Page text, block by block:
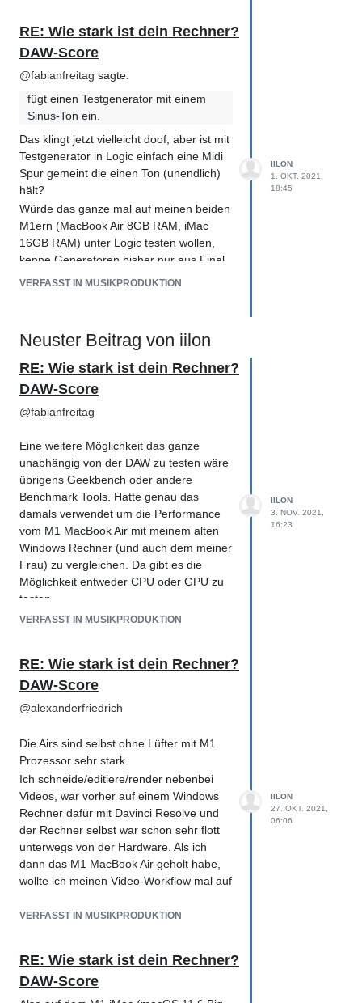
Fragen gesammelt (z.b. über eine Email-
anonym). Im nächsten Q&A werden dann
(je nach Zeitplanung) die Fragen
vorgelesen und beantwortet.
RE: Wie stark ist dein Rechner?
DAW-Score
@fabianfreitag sagte:
fügt einen Testgenerator mit einem
Sinus-Ton ein.
Das klingt jetzt vielleicht doof, aber ist mit
Testgenerator in Logic einfach eine Midi
Spur gemeint die einen Ton (unendlich)
hält?
Würde das ganze mal auf meinen beiden
M1ern (MacBook Air 8GB RAM, iMac
16GB RAM) unter Logic testen wollen,
kenne Generatoren bisher nur aus Final
Cut/Motion
.
VERFASST IN MUSIKPRODUKTION
IILON
1. OKT. 2021,
18:45
Neuster Beitrag von iilon
RE: Wie stark ist dein Rechner?
DAW-Score
@fabianfreitag
Eine weitere Möglichkeit das ganze
unabhängig von der DAW zu testen wäre
übrigens Geekbench oder andere
Benchmark Tools. Hatte genau das
damals verwendet um die Performance
vom M1 MacBook Air mit meinem alten
Windows Rechner (und auch dem meiner
Frau) zu vergleichen. Da gibt es die
Möglichkeit entweder CPU oder GPU zu
testen.
(Größtenteils) Plattformunabhängig,
Mac, Linux, Windows werden
unterstützt
Geräten.
Nachteil:
CPU/GPU Benchmark, nicht
unbedingt aussagekräftig oder
spezialisiert für DAW Nutzung
Die Testergebnisse werden direkt
auf deren Website (anonymisiert)
hochgeladen, also wer nicht
unbedingt seine
möchte würde davon eher fern
Halb so spaßig, weil "nüchterner
ausprobieren in der DAW
VERFASST IN MUSIKPRODUKTION
IILON
3. NOV. 2021,
16:23
RE: Wie stark ist dein Rechner?
DAW-Score
@alexanderfriedrich
Die Airs sind selbst ohne Lüfter mit M1
Prozessor sehr stark.
Ich schneide/editiere/render nebenbei
Videos, war vorher auf einem Windows
Rechner dafür mit Davinci Resolve und
der Rechner selbst war schon sehr flott
unterwegs von der Hardware. Als ich
dann das M1 MacBook Air geholt habe,
wollte ich meinen Video-Workflow mal auf
Rohvideos bearbeitet und die gefühlte
und während dem Arbeiten gab es keine
Aufhänger.
VERFASST IN MUSIKPRODUKTION
IILON
27. OKT. 2021,
06:06
RE: Wie stark ist dein Rechner?
DAW-Score